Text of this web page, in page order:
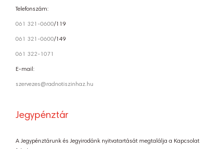
Telefonszám:
061 321-0600/119
061 321-0600/149
061 322-1071
E-mail:
szervezes@radnotiszinhaz.hu
Jegypénztár
A Jegypénztárunk és Jegyirodánk nyitvatartását megtalálja a Kapcsolat